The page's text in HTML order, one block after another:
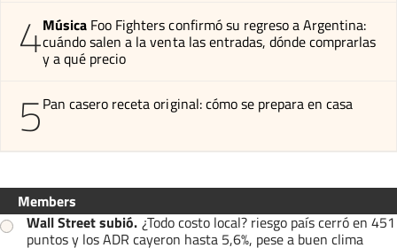
4Música Foo Fighters confirmó su regreso a Argentina:
cuándo salen a la venta las entradas, dónde comprarlas
y a qué precio
5Pan casero receta original: cómo se prepara en casa
Members
Wall Street subió. ¿Todo costo local? riesgo país cerró en 451
puntos y los ADR cayeron hasta 5,6%, pese a buen clima